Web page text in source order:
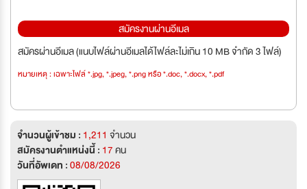
สมัครงานผ่านอีเมล
สมัครผ่านอีเมล (แนบไฟล์ผ่านอีเมลได้ไฟล์ละไม่เกิน 10 MB จำกัด 3 ไฟล์)
หมายเหตุ : เฉพาะไฟล์ *.jpg, *.jpeg, *.png หรือ *.doc, *.docx, *.pdf
จำนวนผู้เข้าชม : 1,211 จำนวน
สมัครงานตำแหน่งนี้ : 17คน
วันที่อัพเดท :08/08/2026